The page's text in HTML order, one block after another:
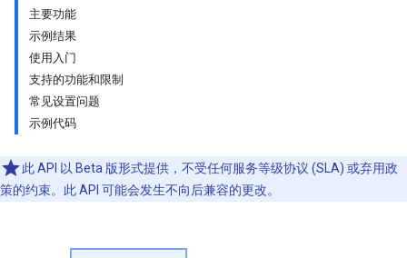
主要功能
示例结果
使用入门
支持的功能和限制
常见设置问题
示例代码
此 API 以 Beta 版形式提供，不受任何服务等级协议 (SLA) 或弃用政
策的约束。此 API 可能会发生不向后兼容的更改。